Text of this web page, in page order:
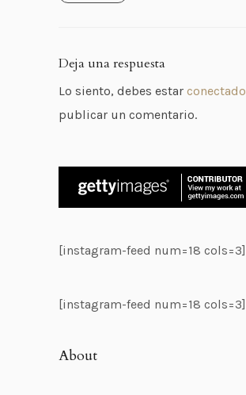
Deja una respuesta
Lo siento, debes estar conectado
publicar un comentario.
[instagram-feed num=18 cols=3]
[instagram-feed num=18 cols=3]
About